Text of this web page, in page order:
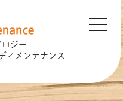
ジー
ィメンテナンス
toggle